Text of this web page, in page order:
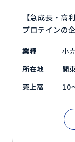
【急成長・高
プロテインの
業種
小
所在地
関
売上高
10